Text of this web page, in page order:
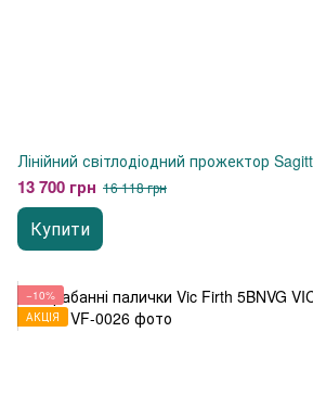
Лінійний світлодіодний прожектор
13 700 грн 16 118 грн
Купити
−10%
АКЦІЯ